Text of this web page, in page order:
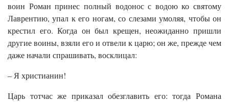
воин Роман принес полный водонос с водою ко святому
Лаврентию, упал к его ногам, со слезами умоляя, чтобы он
крестил его. Когда он был крещен, неожиданно пришли
другие воины, взяли его и отвели к царю; он же, прежде чем
даже начали спрашивать, восклицал:
– Я христианин!
Царь тотчас же приказал обезглавить его: тогда Романа